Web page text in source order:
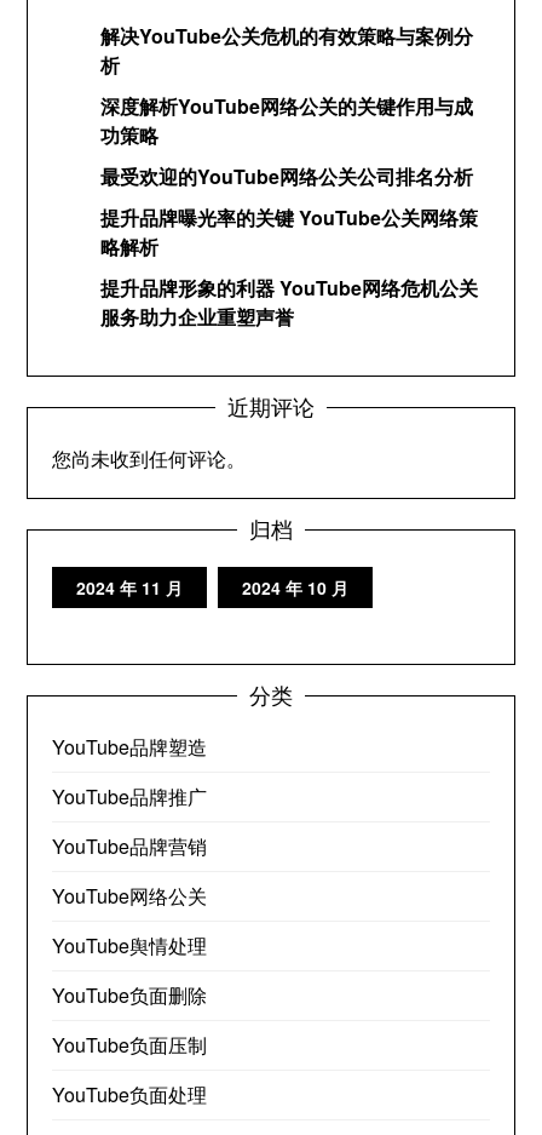
解决YouTube公关危机的有效策略与案例分
析
深度解析YouTube网络公关的关键作用与成
功策略
最受欢迎的YouTube网络公关公司排名分析
提升品牌曝光率的关键 YouTube公关网络策
略解析
提升品牌形象的利器 YouTube网络危机公关
服务助力企业重塑声誉
近期评论
您尚未收到任何评论。
归档
2024 年 11 月 2024 年 10 月
分类
YouTube品牌塑造
YouTube品牌推广
YouTube品牌营销
YouTube网络公关
YouTube舆情处理
YouTube负面删除
YouTube负面压制
YouTube负面处理